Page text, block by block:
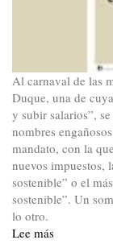
Al carnaval de las
Duque, una de
y subir salarios”,
nombres
mandato, con la
nuevos impuestos,
sostenible” o el
sostenible”. Un
lo otro.
Lee más